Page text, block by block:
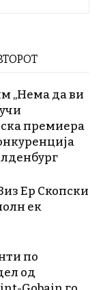
„Нема да ви
премиера
Ер Скопски
ек
по
од